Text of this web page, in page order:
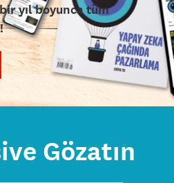
yıl boyunca tüm
Gözatın